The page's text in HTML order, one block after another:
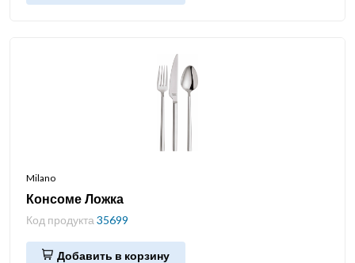
Milano
Консоме Ложка
Код продукта 35699
Добавить в корзину